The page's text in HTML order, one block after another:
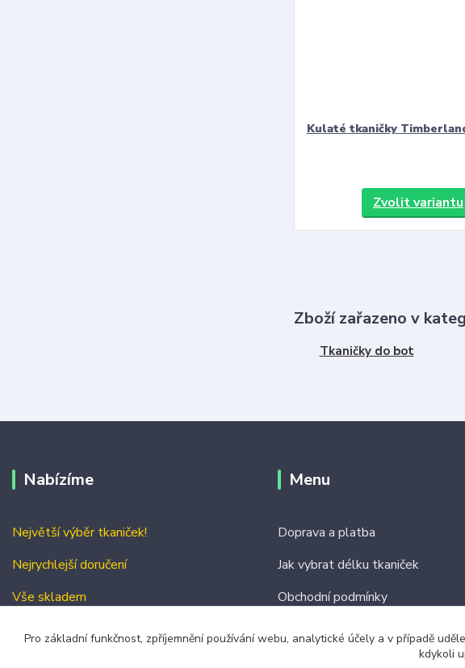
Kulaté tkaničky
Zvolit variantu
Zboží zařazeno v
Tkaničky do bot
Nabízíme
Největší výběr tkaniček!
Nejrychlejší doručení
Vše skladem
Menu
Doprava a platba
Jak vybrat délku tkaniček
Obchodní podmínky
Pro základní funkčnost, zpříjemnění používání webu, analytické účely a v případě
kdykoli